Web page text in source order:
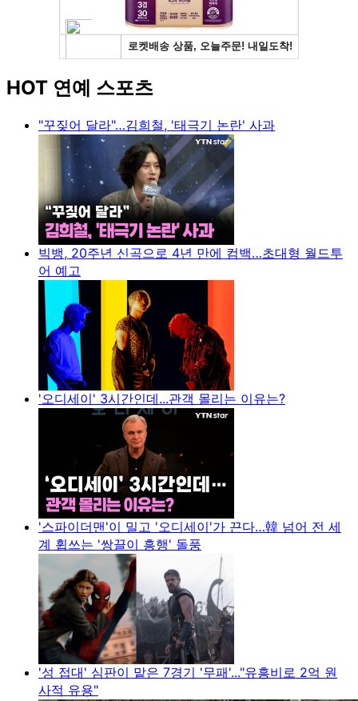
HOT 연예 스포츠
"꾸짖어 달라"…김희철, '태극기 논란' 사과
빅뱅, 20주년 신곡으로 4년 만에 컴백…초대형 월드투
어 예고
'오디세이' 3시간인데...관객 몰리는 이유는?
'스파이더맨'이 밀고 '오디세이'가 끈다…韓 넘어 전 세
계 휩쓰는 '쌍끌이 흥행' 돌풍
'성 접대' 심판이 맡은 7경기 '무패'..."유흥비로 2억 원
사적 유용"